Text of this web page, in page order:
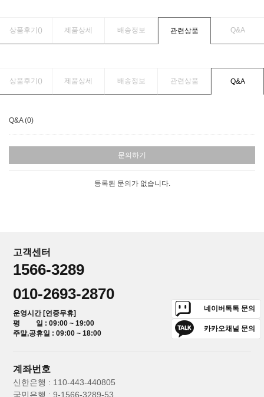
상품후기() 제품상세 배송정보 관련상품 Q&A
상품후기() 제품상세 배송정보 관련상품 Q&A
Q&A (0)
문의하기
등록된 문의가 없습니다.
고객센터
1566-3289
010-2693-2870
운영시간 [연중무휴]
평 일 : 09:00 ~ 19:00
주말,공휴일 : 09:00 ~ 18:00
네이버톡톡 문의
카카오채널 문의
계좌번호
신한은행 : 110-443-440805
국민은행 : 9-1566-3289-53